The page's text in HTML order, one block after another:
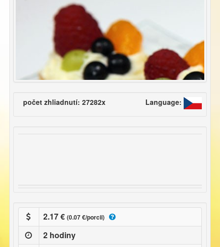
počet zhliadnutí: 27282x Language:
2.17 € (0.07 €/porcii)
2 hodiny